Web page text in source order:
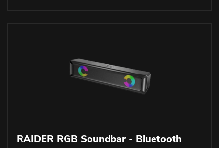
RAIDER RGB Soundbar - Bluetooth